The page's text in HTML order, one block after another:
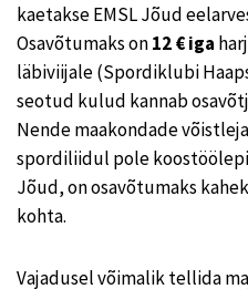
kaetakse EMSL Jõud
Osavõtumaks on12 € iga
läbiviijale (Spordiklubi
seotud kulud kannab
Nende maakondade
spordiliidul pole
Jõud, on osavõtumaks
kohta.
Vajadusel võimalik tellida